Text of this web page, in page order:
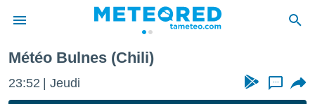
de
Météo Bulnes (Chili)
23:52 Jeudi ...